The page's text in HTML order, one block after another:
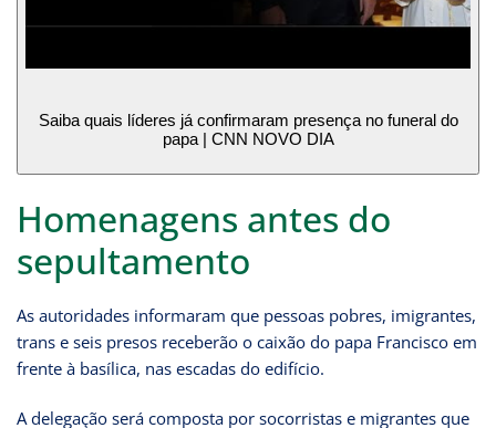
Saiba quais líderes já confirmaram presença no funeral do
papa | CNN NOVO DIA
Homenagens antes do
sepultamento
As autoridades informaram que pessoas pobres, imigrantes,
trans e seis presos receberão o caixão do papa Francisco em
frente à basílica, nas escadas do edifício.
A delegação será composta por socorristas e migrantes que